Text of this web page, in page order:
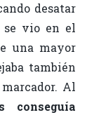
desatar
se vio en el
una mayor
también
Al
conseguía